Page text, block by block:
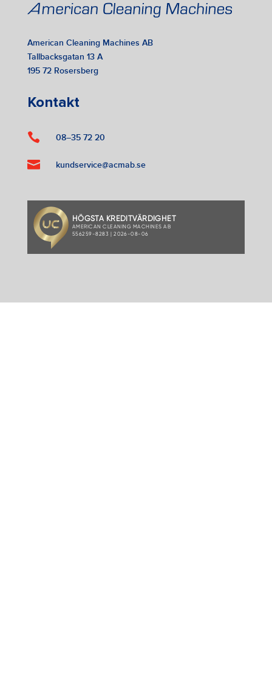
American Cleaning Machines AB
Tallbacksgatan 13 A
195 72 Rosersberg
Kontakt
 08–35 72 20
 kundservice@acmab.se